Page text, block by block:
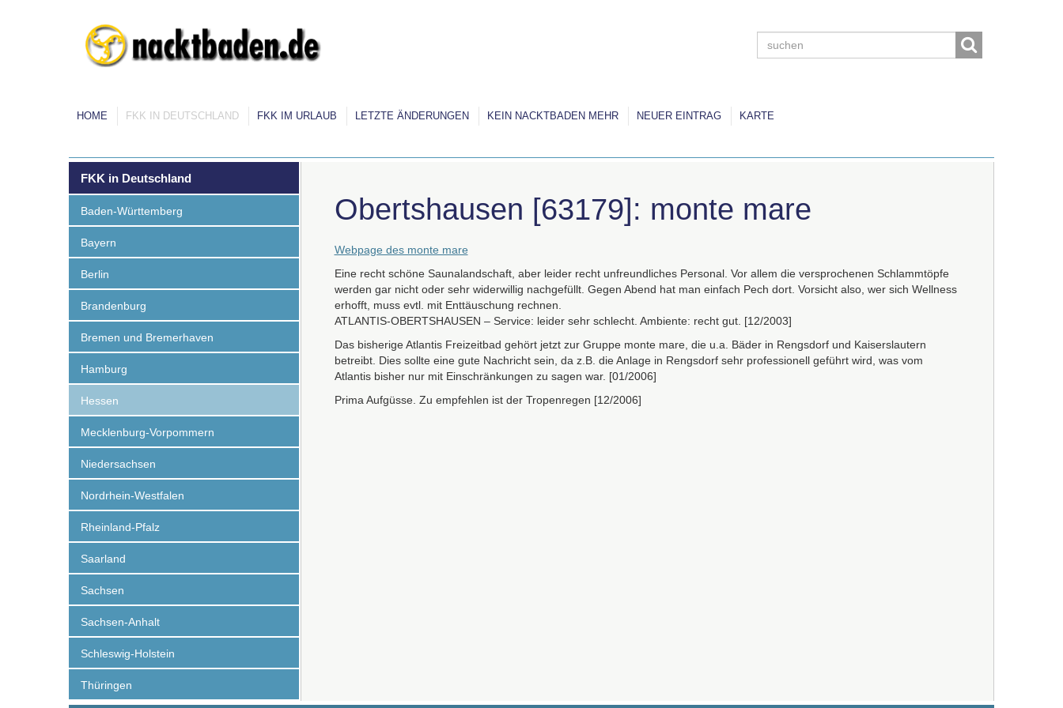
HOME FKK IN DEUTSCHLAND FKK IM URLAUB LETZTE ÄNDERUNGEN KEIN NACKTBADEN MEHR NEUER EINTRAG KARTE
Obertshausen [63179]: monte mare
Webpage des monte mare
Eine recht schöne Saunalandschaft, aber leider recht unfreundliches Personal. Vor allem die versprochenen Schlammtöpfe
werden gar nicht oder sehr widerwillig nachgefüllt. Gegen Abend hat man einfach Pech dort. Vorsicht also, wer sich Wellness
erhofft, muss evtl. mit Enttäuschung rechnen.
ATLANTIS-OBERTSHAUSEN – Service: leider sehr schlecht. Ambiente: recht gut. [12/2003]
Das bisherige Atlantis Freizeitbad gehört jetzt zur Gruppe monte mare, die u.a. Bäder in Rengsdorf und Kaiserslautern
betreibt. Dies sollte eine gute Nachricht sein, da z.B. die Anlage in Rengsdorf sehr professionell geführt wird, was vom
Atlantis bisher nur mit Einschränkungen zu sagen war. [01/2006]
Prima Aufgüsse. Zu empfehlen ist der Tropenregen [12/2006]
FKK in Deutschland
Baden-Württemberg
Bayern
Berlin
Brandenburg
Bremen und Bremerhaven
Hamburg
Hessen
Mecklenburg-Vorpommern
Niedersachsen
Nordrhein-Westfalen
Rheinland-Pfalz
Saarland
Sachsen
Sachsen-Anhalt
Schleswig-Holstein
Thüringen